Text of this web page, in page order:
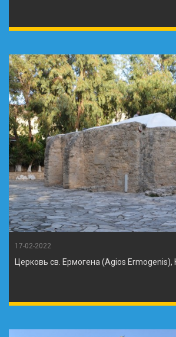
17-02-2022
Церковь св. Ермогена (Agios Ermogenis),